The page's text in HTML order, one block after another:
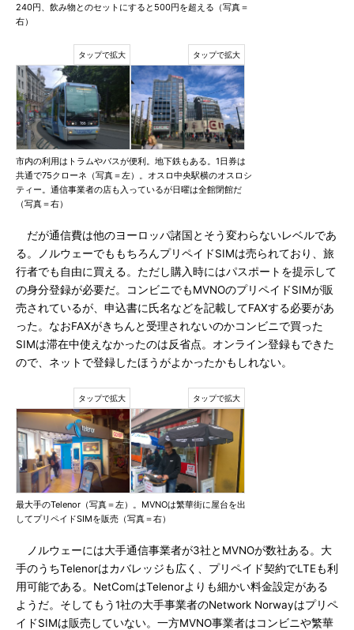
240円、飲み物とのセットにすると500円を超える（写真＝
右）
市内の利用はトラムやバスが便利。地下鉄もある。1日券は
共通で75クローネ（写真＝左）。オスロ中央駅横のオスロシ
ティー。通信事業者の店も入っているが日曜は全館閉館だ
（写真＝右）
だが通信費は他のヨーロッパ諸国とそう変わらないレベルであ
る。ノルウェーでももちろんプリペイドSIMは売られており、旅
行者でも自由に買える。ただし購入時にはパスポートを提示して
の身分登録が必要だ。コンビニでもMVNOのプリペイドSIMが販
売されているが、申込書に氏名などを記載してFAXする必要があ
った。なおFAXがきちんと受理されないのかコンビニで買った
SIMは滞在中使えなかったのは反省点。オンライン登録もできた
ので、ネットで登録したほうがよかったかもしれない。
最大手のTelenor（写真＝左）。MVNOは繁華街に屋台を出
してプリペイドSIMを販売（写真＝右）
ノルウェーには大手通信事業者が3社とMVNOが数社ある。大
手のうちTelenorはカバレッジも広く、プリペイド契約でLTEも利
用可能である。NetComはTelenorよりも細かい料金設定がある
ようだ。そしてもう1社の大手事業者のNetwork Norwayはプリペ
イドSIMは販売していない。一方MVNO事業者はコンビニや繁華